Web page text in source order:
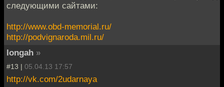
следующими сайтами:
http://www.obd-memorial.ru/
http://podvignaroda.mil.ru/
longah »
#13 | 05.04.13 17:57
http://vk.com/2udarnaya